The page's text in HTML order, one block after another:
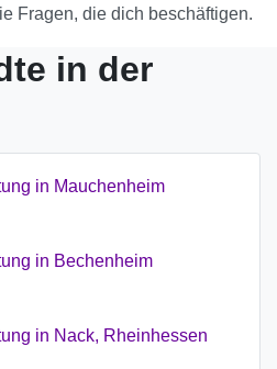
Fragen, die dich beschäftigen.
in der
in Mauchenheim
in Bechenheim
in Nack, Rheinhessen